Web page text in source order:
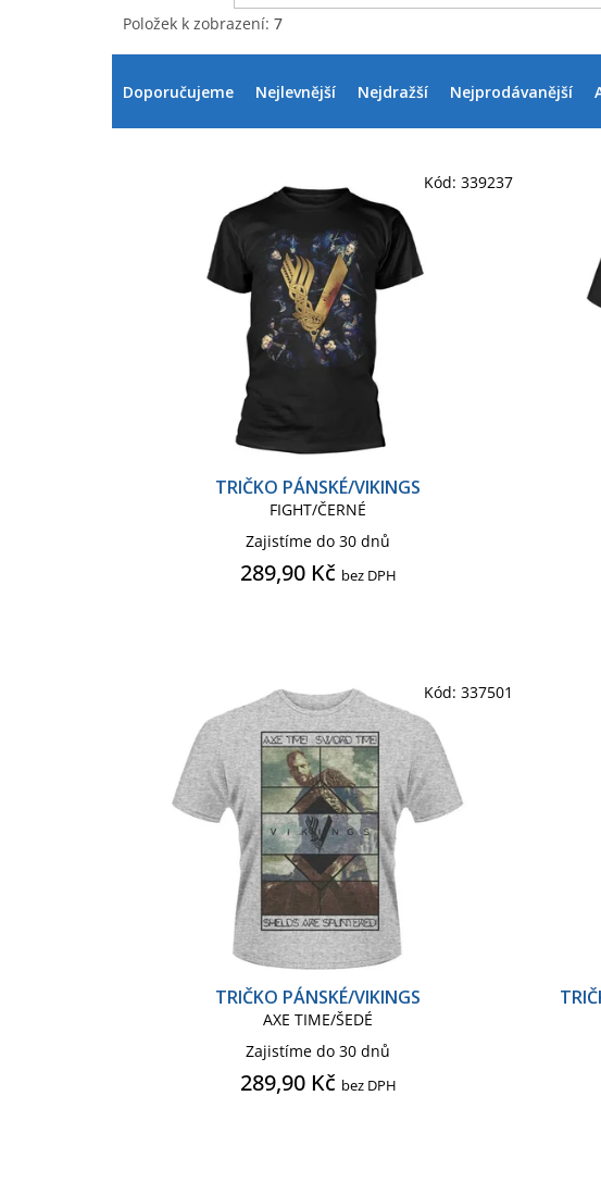
Položek k zobrazení: 7
V
i
Ř
e
Doporučujeme Nejlevnější Nejdražší Nejprodávanější
TRIČKO PÁNSKÉ/VIKINGS
FIGHT/ČERNÉ
Zajistíme do 30 dnů
289,90 Kč bez DPH
Kód:339237
TRIČKO PÁNSKÉ/VIKINGS
AXE TIME/ŠEDÉ
Zajistíme do 30 dnů
289,90 Kč bez DPH
Kód:337501